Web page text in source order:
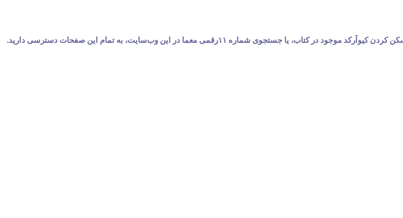
۱۱رقمی معما در این وب‌سایت، به تمام این صفحات دسترسی دارید.